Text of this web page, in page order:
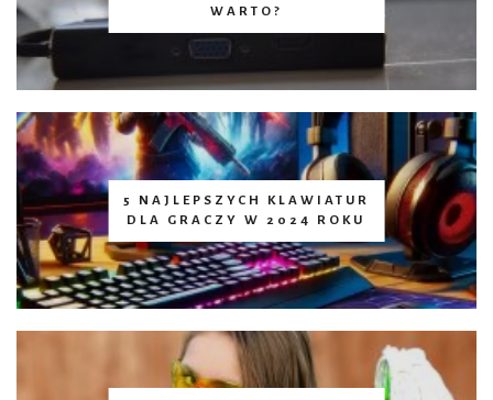
WARTO?
5 NAJLEPSZYCH KLAWIATUR
DLA GRACZY W 2024 ROKU